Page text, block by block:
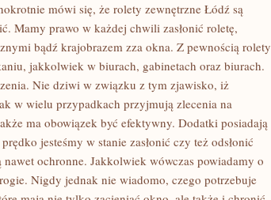
mówi się, że rolety zewnętrzne Łódź są
Mamy prawo w każdej chwili zasłonić roletę,
bądź krajobrazem zza okna. Z pewnością rolety
jakkolwiek w biurach, gabinetach oraz biurach.
Nie dziwi w związku z tym zjawisko, iż
w wielu przypadkach przyjmują zlecenia na
ma obowiązek być efektywny. Dodatki posiadają
jesteśmy w stanie zasłonić czy też odsłonić
ochronne. Jakkolwiek wówczas powiadamy o
Nigdy jednak nie wiadomo, czego potrzebuje